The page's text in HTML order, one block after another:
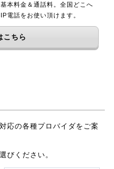
本料金＆通話料。全国どこへ
電話をお使い頂けます。
こちら
応の各種プロバイダをご案
びください。